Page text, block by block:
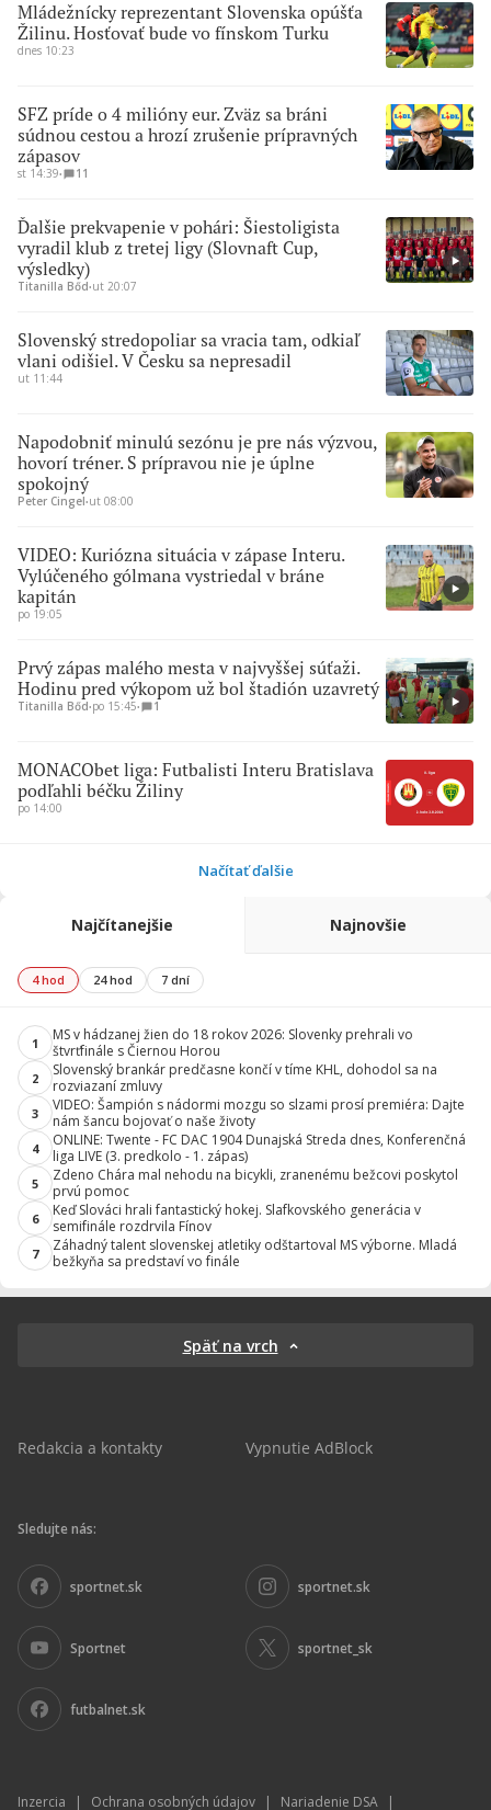
Mládežnícky reprezentant Slovenska opúšťa
Žilinu. Hosťovať bude vo fínskom Turku
dnes 10:23
SFZ príde o 4 milióny eur. Zväz sa bráni
súdnou cestou a hrozí zrušenie prípravných
zápasov
st 14:39∙ 11
Ďalšie prekvapenie v pohári: Šiestoligista
vyradil klub z tretej ligy (Slovnaft Cup,
výsledky)
Titanilla Bőd∙ut 20:07
Slovenský stredopoliar sa vracia tam, odkiaľ
vlani odišiel. V Česku sa nepresadil
ut 11:44
Napodobniť minulú sezónu je pre nás výzvou,
hovorí tréner. S prípravou nie je úplne
spokojný
Peter Cingel∙ut 08:00
VIDEO: Kuriózna situácia v zápase Interu.
Vylúčeného gólmana vystriedal v bráne
kapitán
po 19:05
Prvý zápas malého mesta v najvyššej súťaži.
Hodinu pred výkopom už bol štadión uzavretý
Titanilla Bőd∙po 15:45∙ 1
MONACObet liga: Futbalisti Interu Bratislava
podľahli béčku Žiliny
po 14:00
Načítať ďalšie
Najčítanejšie Najnovšie
4 hod 24 hod 7 dní
1
MS v hádzanej žien do 18 rokov 2026: Slovenky prehrali vo
štvrťfinále s Čiernou Horou
2
Slovenský brankár predčasne končí v tíme KHL, dohodol sa na
rozviazaní zmluvy
3
VIDEO: Šampión s nádormi mozgu so slzami prosí premiéra: Dajte
nám šancu bojovať o naše životy
4
ONLINE: Twente - FC DAC 1904 Dunajská Streda dnes, Konferenčná
liga LIVE (3. predkolo - 1. zápas)
5
Zdeno Chára mal nehodu na bicykli, zranenému bežcovi poskytol
prvú pomoc
6
Keď Slováci hrali fantastický hokej. Slafkovského generácia v
semifinále rozdrvila Fínov
7
Záhadný talent slovenskej atletiky odštartoval MS výborne. Mladá
bežkyňa sa predstaví vo finále
Späť na vrch
Redakcia a kontakty Vypnutie AdBlock
Sledujte nás:
sportnet.sk sportnet.sk
Sportnet sportnet_sk
futbalnet.sk
Inzercia | Ochrana osobných údajov | Nariadenie DSA |